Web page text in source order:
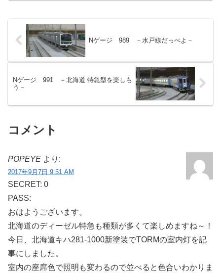
Nゲージ 989 －水戸線だっぺよ－
Nゲージ 991 －北海道 特急型を楽しも
う－
コメント
POPEYE より:
2017年9月7日 9:51 AM
SECRET: 0
PASS:
おはようございます。
北海道のディーゼル特急も種類が多くて楽しめますね～！
今日、北海道キハ281-1000新塗装でTORMの室内灯を記
事にしました。
室内の座席色で照明も変わるので並べると色合いわかりま